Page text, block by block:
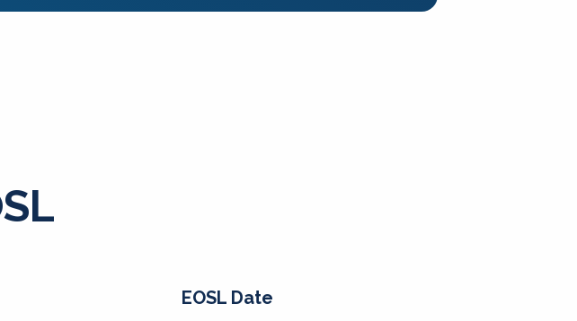
EOSL Date